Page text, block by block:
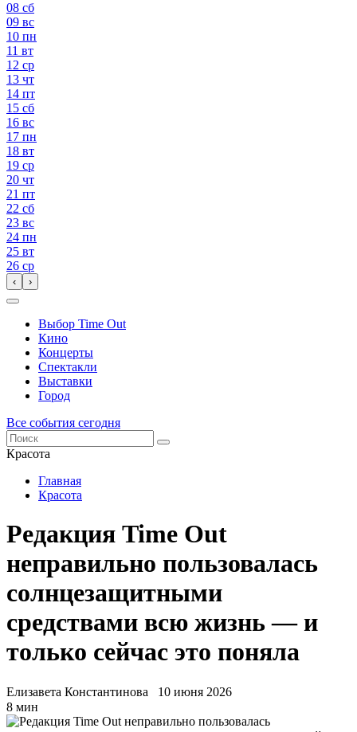
08 сб
09 вс
10 пн
11 вт
12 ср
13 чт
14 пт
15 сб
16 вс
17 пн
18 вт
19 ср
20 чт
21 пт
22 сб
23 вс
24 пн
25 вт
26 ср
‹ ›
Выбор Time Out
Кино
Концерты
Спектакли
Выставки
Город
Все события сегодня
Красота
Главная
Красота
Редакция Time Out
неправильно пользовалась
солнцезащитными
средствами всю жизнь — и
только сейчас это поняла
Елизавета Константинова
10 июня 2026
8 мин